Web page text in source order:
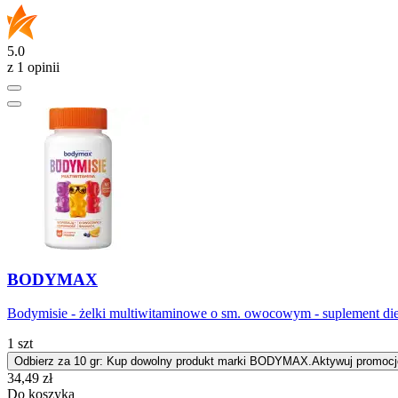
5.0
z 1 opinii
BODYMAX
Bodymisie - żelki multiwitaminowe o sm. owocowym - suplement
1 szt
Odbierz za 10 gr: Kup dowolny produkt marki BODYMAX.Aktywuj
Cena
34,49 zł
Do koszyka